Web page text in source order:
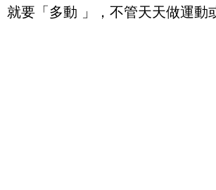
就要「多動 」，不管天天做運動